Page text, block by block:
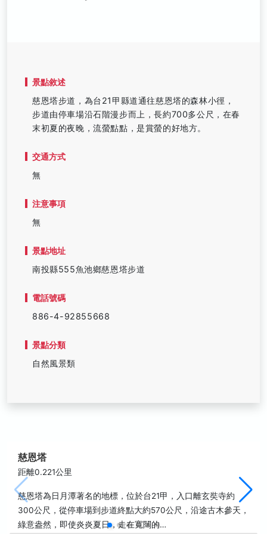
景點敘述
慈恩塔步道，為台21甲縣道通往慈恩塔的森林小徑，
步道由停車場沿石階漫步而上，長約700多公尺，在春
末初夏的夜晚，流螢點點，是賞螢的好地方。
交通方式
無
注意事項
無
景點地址
南投縣555魚池鄉慈恩塔步道
電話號碼
886-4-92855668
景點分類
自然風景類
慈恩塔
距離0.221公里
慈恩塔為日月潭著名的地標，位於台21甲，入口離玄奘寺約
300公尺，從停車場到步道終點大約570公尺，沿途古木參天，
綠意盎然，即使炎炎夏日，走在寬闊的…